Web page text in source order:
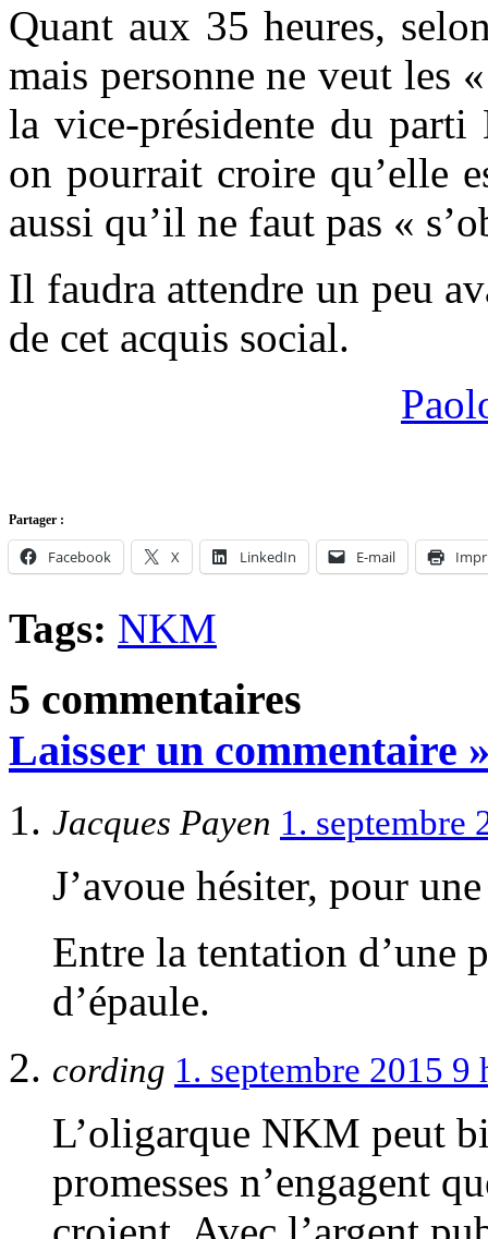
Quant aux 35 heures,
mais personne ne veut les
la vice-présidente du
on pourrait croire qu’elle
aussi qu’il ne faut pas «
Il faudra attendre un peu
de cet acquis social.
Partager :
Facebook X LinkedIn E-mail
Tags: NKM
5 commentaires
Laisser un commentaire
Jacques Payen 1.
J’avoue hésiter, pour
Entre la tentation d’une
d’épaule.
cording 1. septembre 2015
L’oligarque NKM peut
promesses n’engagent